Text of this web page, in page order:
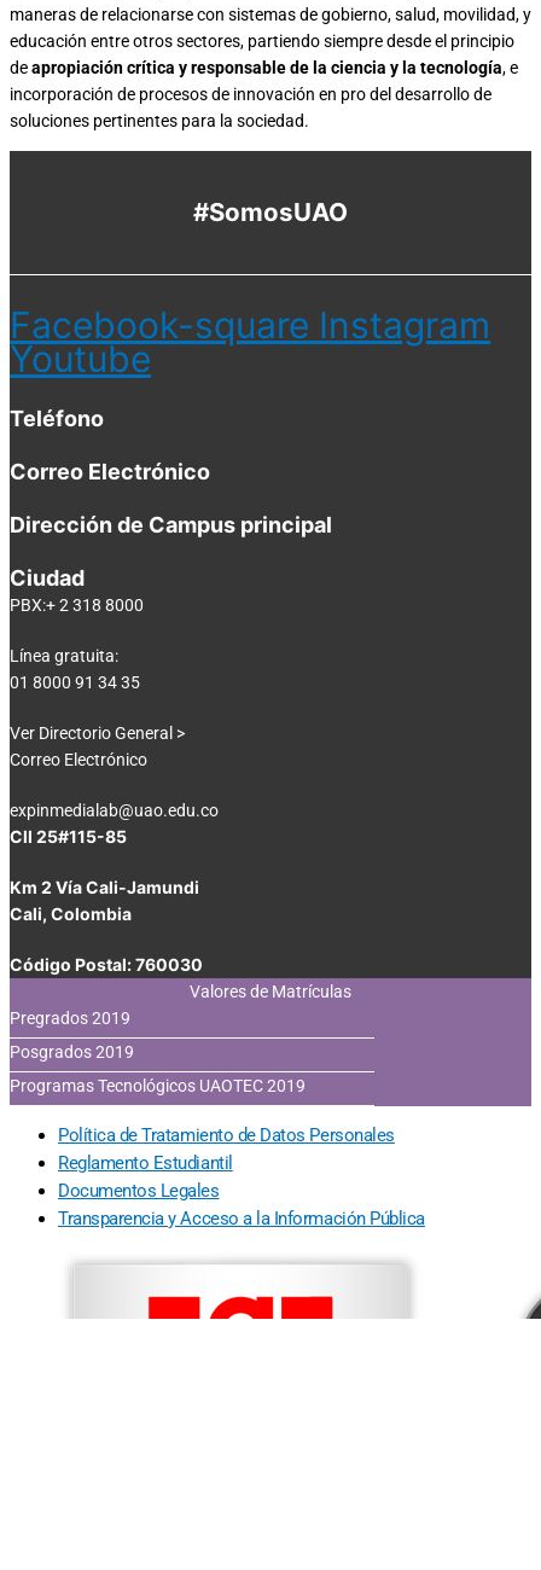
maneras de relacionarse con sistemas de gobierno, salud, movilidad, y
educación entre otros sectores, partiendo siempre desde el principio
deapropiación crítica y responsable de la ciencia y la tecnología, e
incorporación de procesos de innovación en pro del desarrollo de
soluciones pertinentes para la sociedad.
#SomosUAO
Facebook-square Instagram
Youtube
Teléfono
Correo Electrónico
Dirección de Campus principal
Ciudad
PBX:+ 2 318 8000
Línea gratuita:
01 8000 91 34 35
Ver Directorio General >
Correo Electrónico
expinmedialab@uao.edu.co
Cll 25#115-85
Km 2 Vía Cali-Jamundi
Cali, Colombia
Código Postal: 760030
Valores de Matrículas
Pregrados 2019
Posgrados 2019
Programas Tecnológicos UAOTEC 2019
Política de Tratamiento de Datos Personales
Reglamento Estudiantil
Documentos Legales
Transparencia y Acceso a la Información Pública